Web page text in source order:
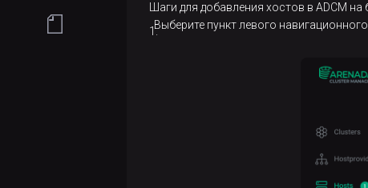
Базовые
операции
Шаги для добавления хостов в ADCM
Выберите пункт левого